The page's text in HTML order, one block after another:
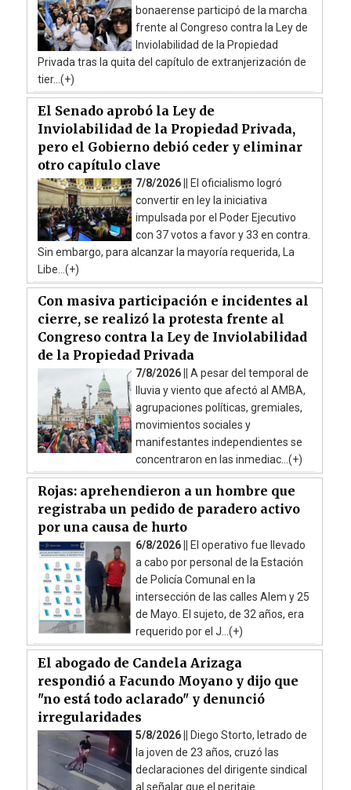
bonaerense participó de la marcha
frente al Congreso contra la Ley de
Inviolabilidad de la Propiedad
Privada tras la quita del capítulo de extranjerización de
tier...(+)
El Senado aprobó la Ley de
Inviolabilidad de la Propiedad Privada,
pero el Gobierno debió ceder y eliminar
otro capítulo clave
7/8/2026 || El oficialismo logró
convertir en ley la iniciativa
impulsada por el Poder Ejecutivo
con 37 votos a favor y 33 en contra.
Sin embargo, para alcanzar la mayoría requerida, La
Libe...(+)
Con masiva participación e incidentes al
cierre, se realizó la protesta frente al
Congreso contra la Ley de Inviolabilidad
de la Propiedad Privada
7/8/2026 || A pesar del temporal de
lluvia y viento que afectó al AMBA,
agrupaciones políticas, gremiales,
movimientos sociales y
manifestantes independientes se
concentraron en las inmediac...(+)
Rojas: aprehendieron a un hombre que
registraba un pedido de paradero activo
por una causa de hurto
6/8/2026 || El operativo fue llevado
a cabo por personal de la Estación
de Policía Comunal en la
intersección de las calles Alem y 25
de Mayo. El sujeto, de 32 años, era
requerido por el J...(+)
El abogado de Candela Arizaga
respondió a Facundo Moyano y dijo que
"no está todo aclarado" y denunció
irregularidades
5/8/2026 || Diego Storto, letrado de
la joven de 23 años, cruzó las
declaraciones del dirigente sindical
al señalar que el peritaje